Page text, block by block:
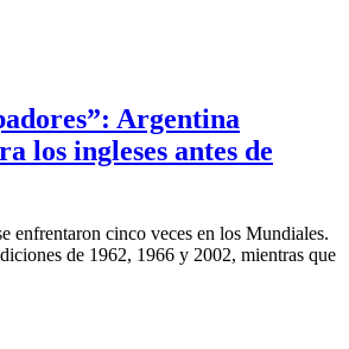
Argentina
los ingleses antes de
enfrentaron cinco veces en los Mundiales.
de 1962, 1966 y 2002, mientras que